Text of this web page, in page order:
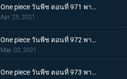
One piece วันพีช ตอนที่ 971 พากย์ไทย บุก! โอเด้งและ 9 ปลอกดาบแดง
Apr. 25, 2021
One piece วันพีช ตอนที่ 972 พากย์ไทย ถึงเวลาตัดสิน! โอเด้งปะทะไคโด!
May. 02, 2021
One piece วันพีช ตอนที่ 973 พากย์ไทย ต้มจนตาย การต่อสู้ 1 ชั่วโมงของโอเด้ง